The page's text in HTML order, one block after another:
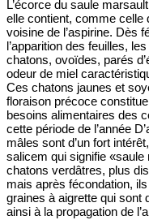
L’écorce du saule
elle contient, comme celle
voisine de l’aspirine. Dès
l’apparition des feuilles,
chatons, ovoïdes, parés
odeur de miel
Ces chatons jaunes et
floraison précoce
besoins alimentaires des
cette période de l’année
mâles sont d’un fort
salicem qui signifie
chatons verdâtres, plus
mais après fécondation,
graines à aigrette qui sont
ainsi à la propagation de